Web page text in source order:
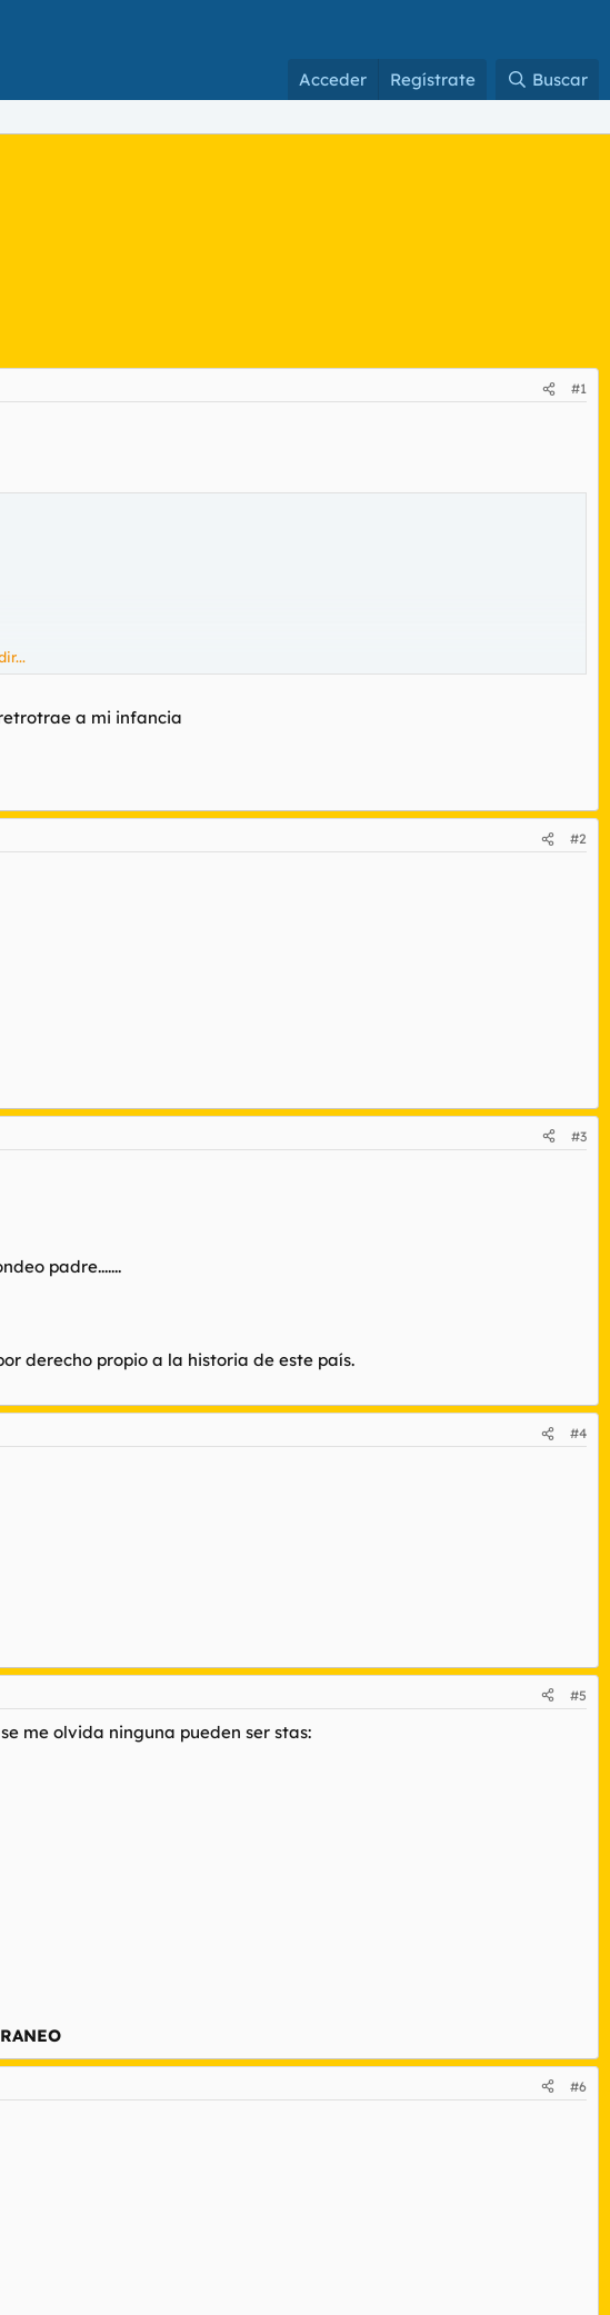
Acceder Regístrate Buscar
#1
Amador, Fidel y Eduardo son tres pobres diablos que para sobrevivir en la
a mi infancia
#2
#3
padre.......
derecho propio a la historia de este país.
#4
#5
me olvida ninguna pueden ser stas:
#6